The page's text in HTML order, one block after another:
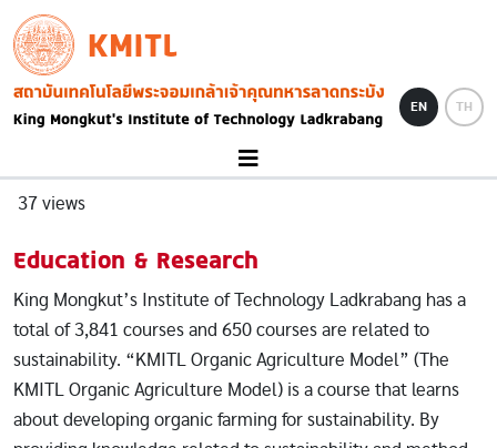
Skip to main content
KMITL
Image
EN TH
37 views
Education & Research
King Mongkut’s Institute of Technology Ladkrabang has a
total of 3,841 courses and 650 courses are related to
sustainability. “KMITL Organic Agriculture Model” (The
KMITL Organic Agriculture Model) is a course that learns
about developing organic farming for sustainability. By